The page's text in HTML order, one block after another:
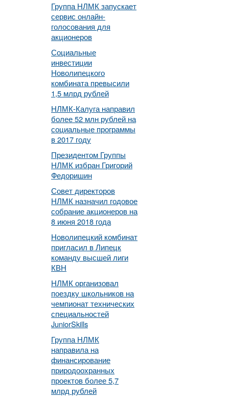
Группа НЛМК запускает
сервис онлайн-
голосования для
акционеров
Социальные
инвестиции
Новолипецкого
комбината превысили
1,5 млрд рублей
НЛМК-Калуга направил
более 52 млн рублей на
социальные программы
в 2017 году
Президентом Группы
НЛМК избран Григорий
Федоришин
Совет директоров
НЛМК назначил годовое
собрание акционеров на
8 июня 2018 года
Новолипецкий комбинат
пригласил в Липецк
команду высшей лиги
КВН
НЛМК организовал
поездку школьников на
чемпионат технических
специальностей
JuniorSkills
Группа НЛМК
направила на
финансирование
природоохранных
проектов более 5,7
млрд рублей